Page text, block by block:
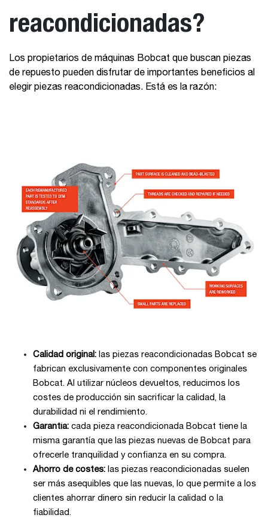
reacondicionadas?
Los propietarios de máquinas Bobcat que buscan piezas
de repuesto pueden disfrutar de importantes beneficios al
elegir piezas reacondicionadas. Está es la razón:
Calidad original: las piezas reacondicionadas Bobcat se
fabrican exclusivamente con componentes originales
Bobcat. Al utilizar núcleos devueltos, reducimos los
costes de producción sin sacrificar la calidad, la
durabilidad ni el rendimiento.
Garantía: cada pieza reacondicionada Bobcat tiene la
misma garantía que las piezas nuevas de Bobcat para
ofrecerle tranquilidad y confianza en su compra.
Ahorro de costes: las piezas reacondicionadas suelen
ser más asequibles que las nuevas, lo que permite a los
clientes ahorrar dinero sin reducir la calidad o la
fiabilidad.